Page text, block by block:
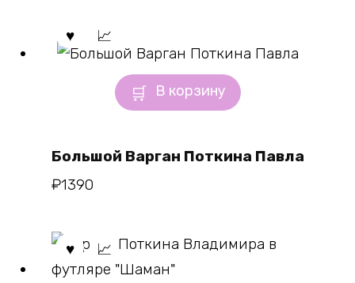
В корзину
Большой Варган Поткина Павла
₽1390